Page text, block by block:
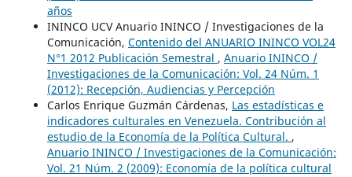
años
ININCO UCV Anuario ININCO / Investigaciones de la
Comunicación, Contenido del ANUARIO ININCO VOL24
N°1 2012 Publicación Semestral , Anuario ININCO /
Investigaciones de la Comunicación: Vol. 24 Núm. 1
(2012): Recepción, Audiencias y Percepción
Carlos Enrique Guzmán Cárdenas, Las estadísticas e
indicadores culturales en Venezuela. Contribución al
estudio de la Economía de la Política Cultural. ,
Anuario ININCO / Investigaciones de la Comunicación:
Vol. 21 Núm. 2 (2009): Economía de la política cultural